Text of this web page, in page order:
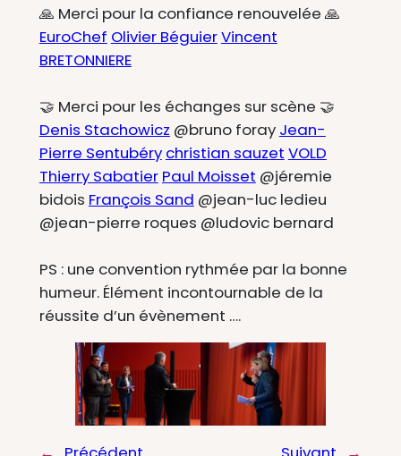
🙏 Merci pour la confiance renouvelée 🙏
EuroChef Olivier BéguierVincent
BRETONNIERE
🤝 Merci pour les échanges sur scène 🤝
Denis Stachowicz @bruno foray Jean-
Pierre Sentubéry christian sauzet VOLD
Thierry Sabatier Paul Moisset @jéremie
bidois François Sand @jean-luc ledieu
@jean-pierre roques @ludovic bernard
PS : une convention rythmée par la bonne
humeur. Élément incontournable de la
réussite d’un évènement ….